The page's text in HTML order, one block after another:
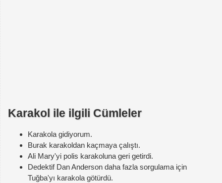
Karakol ile ilgili Cümleler
Karakola gidiyorum.
Burak karakoldan kaçmaya çalıştı.
Ali Mary'yi polis karakoluna geri getirdi.
Dedektif Dan Anderson daha fazla sorgulama için
Tuğba'yı karakola götürdü.